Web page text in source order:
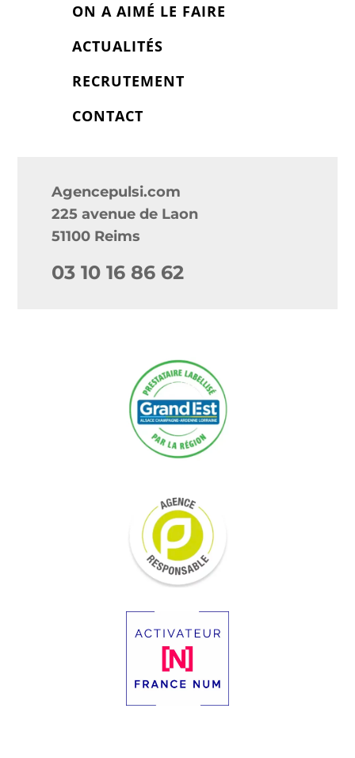
ON A AIMÉ LE FAIRE
ACTUALITÉS
RECRUTEMENT
CONTACT
Agencepulsi.com
225 avenue de Laon
51100 Reims
03 10 16 86 62